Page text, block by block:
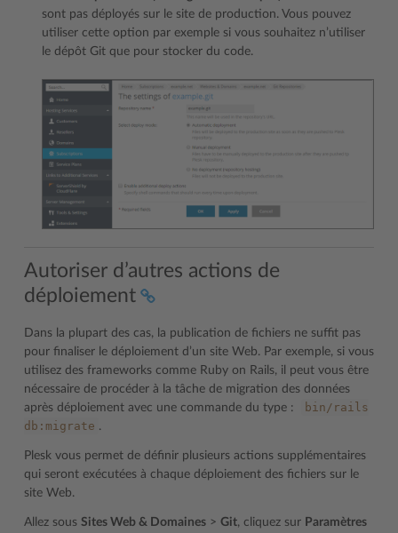
sont pas déployés sur le site de production. Vous pouvez
utiliser cette option par exemple si vous souhaitez n’utiliser
le dépôt Git que pour stocker du code.
Autoriser d’autres actions de
déploiement
Dans la plupart des cas, la publication de fichiers ne suffit pas
pour finaliser le déploiement d’un site Web. Par exemple, si vous
utilisez des frameworks comme Ruby on Rails, il peut vous être
nécessaire de procéder à la tâche de migration des données
après déploiement avec une commande du type :
bin/rails
db:migrate .
Plesk vous permet de définir plusieurs actions supplémentaires
qui seront exécutées à chaque déploiement des fichiers sur le
site Web.
Allez sous Sites Web & Domaines > Git, cliquez sur Paramètres